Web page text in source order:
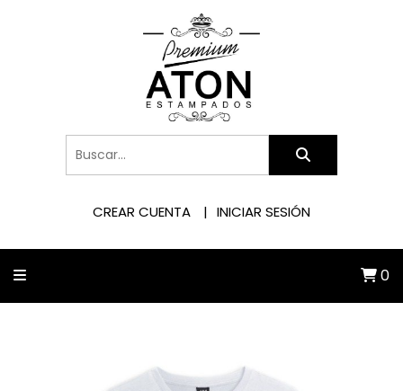
CREAR CUENTA INICIAR SESIÓN
0